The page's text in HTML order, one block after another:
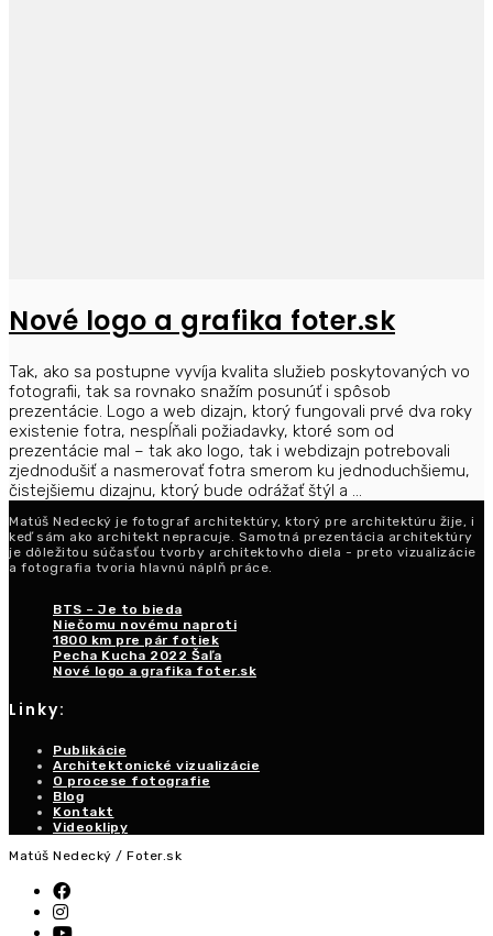
Nové logo a grafika foter.sk
Tak, ako sa postupne vyvíja kvalita služieb poskytovaných vo
fotografii, tak sa rovnako snažím posunúť i spôsob
prezentácie. Logo a web dizajn, ktorý fungovali prvé dva roky
existenie fotra, nespĺňali požiadavky, ktoré som od
prezentácie mal – tak ako logo, tak i webdizajn potrebovali
zjednodušiť a nasmerovať fotra smerom ku jednoduchšiemu,
čistejšiemu dizajnu, ktorý bude odrážať štýl a ...
Matúš Nedecký je fotograf architektúry, ktorý pre architektúru žije, i
keď sám ako architekt nepracuje. Samotná prezentácia architektúry
je dôležitou súčasťou tvorby architektovho diela - preto vizualizácie
a fotografia tvoria hlavnú náplň práce.
BTS – Je to bieda
Niečomu novému naproti
1800 km pre pár fotiek
Pecha Kucha 2022 Šaľa
Nové logo a grafika foter.sk
Linky:
Publikácie
Architektonické vizualizácie
O procese fotografie
Blog
Kontakt
Videoklipy
Matúš Nedecký / Foter.sk